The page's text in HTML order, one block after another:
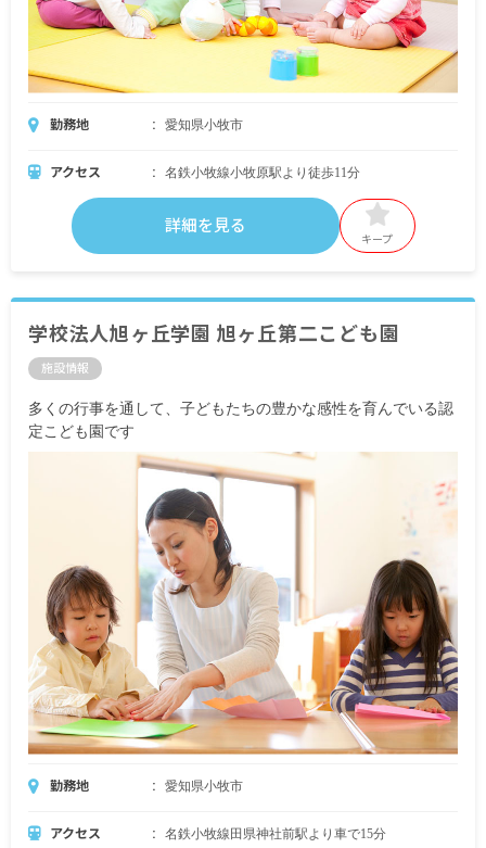
勤務地 愛知県小牧市
アクセス 名鉄小牧線小牧原駅より徒歩11分
詳細を見る
キープ
学校法人旭ヶ丘学園 旭ヶ丘第二こども園
施設情報
多くの行事を通して、子どもたちの豊かな感性を育んでいる認
定こども園です
勤務地 愛知県小牧市
アクセス 名鉄小牧線田県神社前駅より車で15分